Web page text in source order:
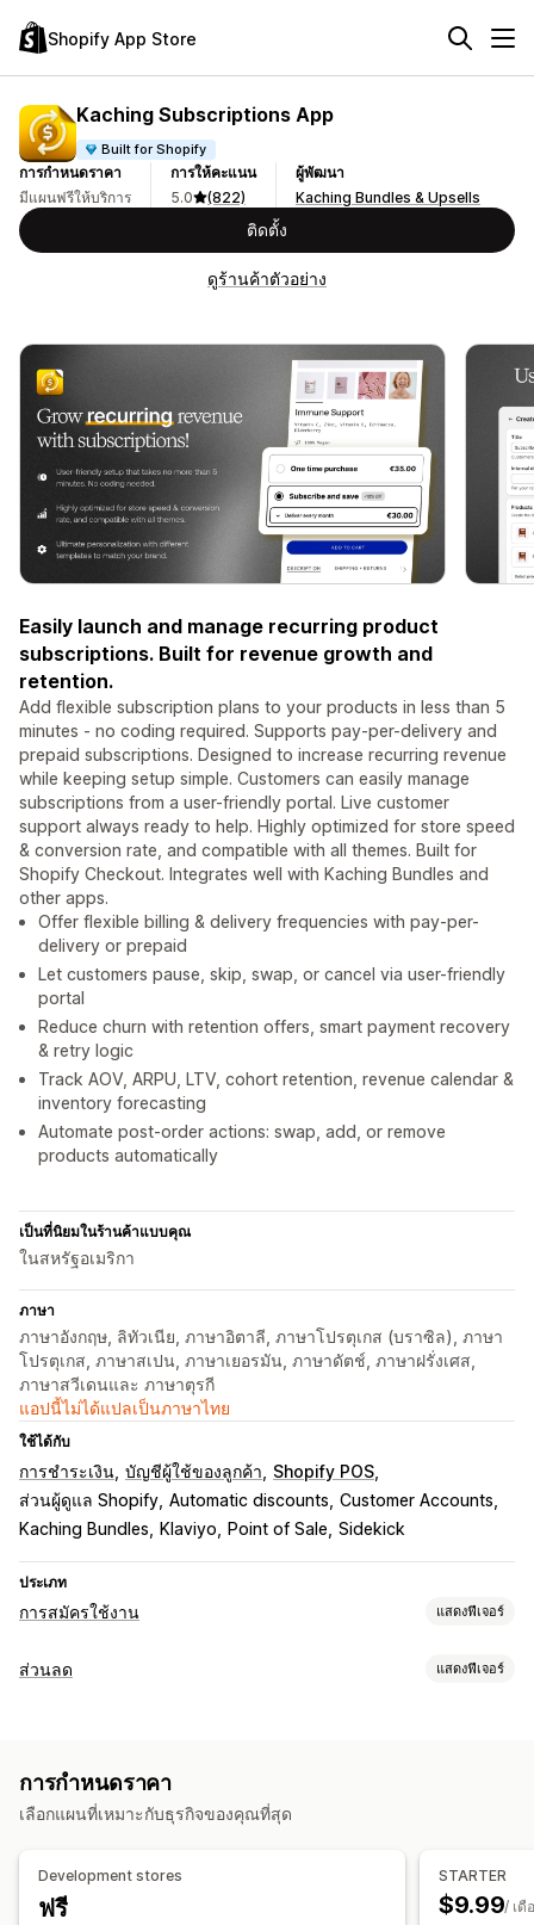
Shopify App Store
Kaching Subscriptions App
Built for Shopify
การกำหนดราคา
มีแผนฟรีให้บริการ
การให้คะแนน
5.0
(822)
ผู้พัฒนา
Kaching Bundles & Upsells
ติดตั้ง
ดูร้านค้าตัวอย่าง
Easily launch and manage recurring product
subscriptions. Built for revenue growth and
retention.
Add flexible subscription plans to your products in less than 5
minutes - no coding required. Supports pay-per-delivery and
prepaid subscriptions. Designed to increase recurring revenue
while keeping setup simple. Customers can easily manage
subscriptions from a user-friendly portal. Live customer
support always ready to help. Highly optimized for store speed
& conversion rate, and compatible with all themes. Built for
Shopify Checkout. Integrates well with Kaching Bundles and
other apps.
Offer flexible billing & delivery frequencies with pay-per-
delivery or prepaid
Let customers pause, skip, swap, or cancel via user-friendly
portal
Reduce churn with retention offers, smart payment recovery
& retry logic
Track AOV, ARPU, LTV, cohort retention, revenue calendar &
inventory forecasting
Automate post-order actions: swap, add, or remove
products automatically
เป็นที่นิยมในร้านค้าแบบคุณ
ในสหรัฐอเมริกา
ภาษา
ภาษาอังกฤษ, ลิทัวเนีย, ภาษาอิตาลี, ภาษาโปรตุเกส (บราซิล), ภาษา
โปรตุเกส, ภาษาสเปน, ภาษาเยอรมัน, ภาษาดัตช์, ภาษาฝรั่งเศส,
ภาษาสวีเดนและ ภาษาตุรกี
แอปนี้ไม่ได้แปลเป็นภาษาไทย
ใช้ได้กับ
การชำระเงิน บัญชีผู้ใช้ของลูกค้า
Shopify POS
ส่วนผู้ดูแล Shopify Automatic discounts Customer Accounts
Kaching Bundles
Klaviyo Point of Sale Sidekick
ประเภท
การสมัครใช้งาน แสดงฟีเจอร์
ประเภทการสมัครใช้งาน
การสมัครสมาชิกแบบกำหนดเอง
การชำระแบบต่อเนื่อง
การกำหนดราคาแบบคงที่
ส่วนลด แสดงฟีเจอร์
ส่วนลดเพิ่มยอดขาย
การปรับให้เข้ากับท้องถิ่น
การเรียงซ้อนส่วนลด
การกำหนดราคา
เลือกแผนที่เหมาะกับธุรกิจของคุณที่สุด
Development stores
ฟรี
STARTER
$9.99/ เดื